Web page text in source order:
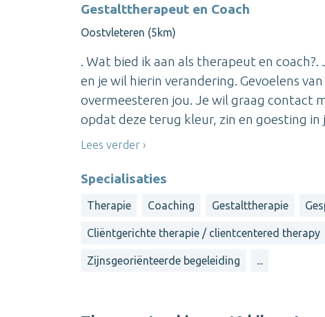
Gestalttherapeut en Coach
Oostvleteren (5km)
. Wat bied ik aan als therapeut en
en je wil hierin verandering. Gevoelens
overmeesteren jou. Je wil graag contact
opdat deze terug kleur, zin en goesting in
Lees verder
Specialisaties
Therapie Coaching Gestalttherapie
Cliëntgerichte therapie / clientcentered therapy
Zijnsgeoriënteerde begeleiding ...